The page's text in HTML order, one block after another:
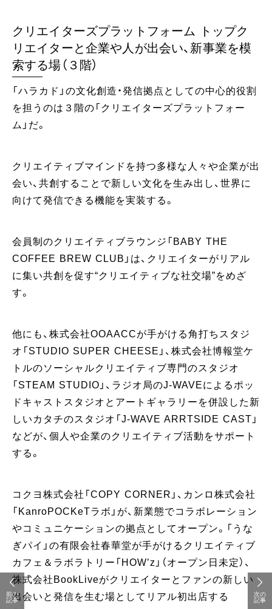
クリエイターズプラットフォーム トップク
リエイターと企業や人が出会い、新事業を模
索する場（３階）
「ハラカド」の文化創造・発信拠点としての中心的役割
を担うのは３階の「クリエイターズプラットフォー
ム」だ。
クリエイティブマインドを持つ多様な人々や企業が出
会い、共創することで新しい文化を生み出し、世界に
向けて発信できる機能を実装する。
会員制のクリエイティブラウンジ「BABY THE
COFFEE BREW CLUB」は、クリエイターがリアル
に集い共創を促す“クリエイティブな社交場”をめざ
す。
他にも、株式会社OOAACCが手がける角打ちスタジ
オ「STUDIO SUPER CHEESE」、株式会社博報堂ケ
トルのソーシャルクリエイティブ専門のスタジオ
「STEAM STUDIO」、ラジオ局のJ-WAVEによるポッ
ドキャストスタジオとアートギャラリーを併設した新
しいカタチのスタジオ「J-WAVE ARRTSIDE CAST」
などが、個人や企業のクリエイティブ活動をサポート
する。
コクヨ株式会社「COPY CORNER」、カンロ株式会社
「KanroPOCKeTラボ」が、新業態でコラボレーション
やコミュニケーションの拠点としてオープン。「うな
ぎパイ」の有限会社春華堂が手がけるクリエイティブ
カフェ＆ラボラトリー「HOW’z」（オープン日未定）、
株式会社BookLiveがクリエイターとファンの新しい
出会いと発信を生む場としてリアル初出店する
前の
記事
次の
記事